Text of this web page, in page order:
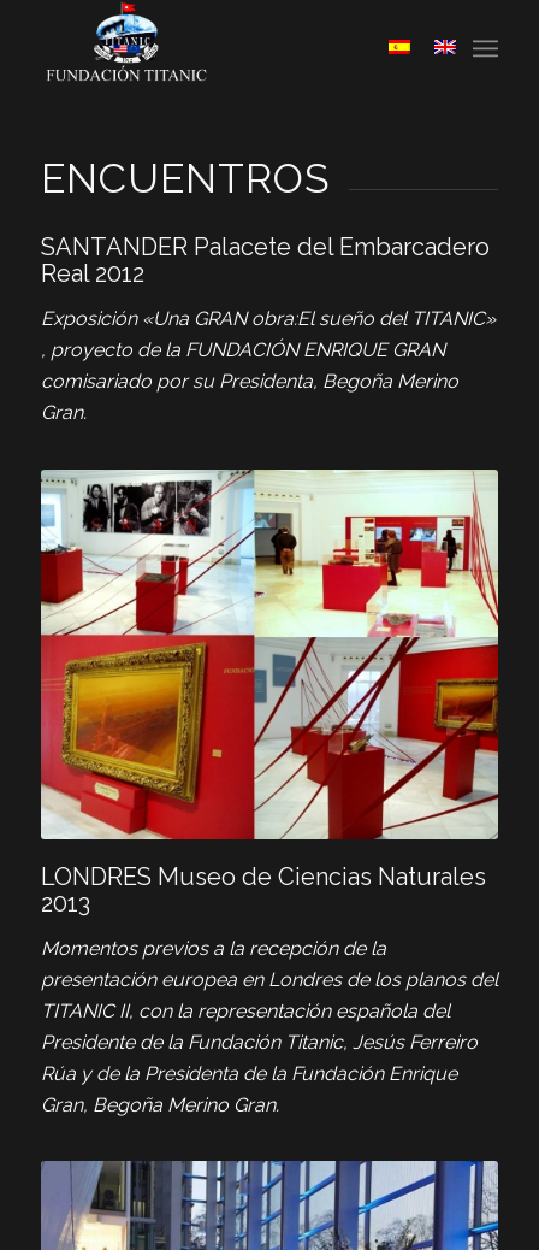
ENCUENTROS
SANTANDER Palacete del Embarcadero
Real 2012
Exposición «Una GRAN obra:El sueño del TITANIC»
, proyecto de la FUNDACIÓN ENRIQUE GRAN
comisariado por su Presidenta, Begoña Merino
Gran.
LONDRES Museo de Ciencias Naturales
2013
Momentos previos a la recepción de la
presentación europea en Londres de los planos del
TITANIC II, con la representación española del
Presidente de la Fundación Titanic, Jesús Ferreiro
Rúa y de la Presidenta de la Fundación Enrique
Gran, Begoña Merino Gran.